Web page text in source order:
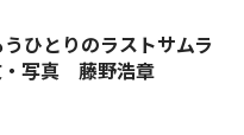
ひとりのラストサムラ
写真 藤野浩章